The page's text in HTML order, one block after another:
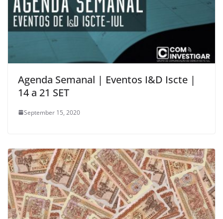
Agenda Semanal | Eventos I&D Iscte |
14 a 21 SET
September 15, 2020